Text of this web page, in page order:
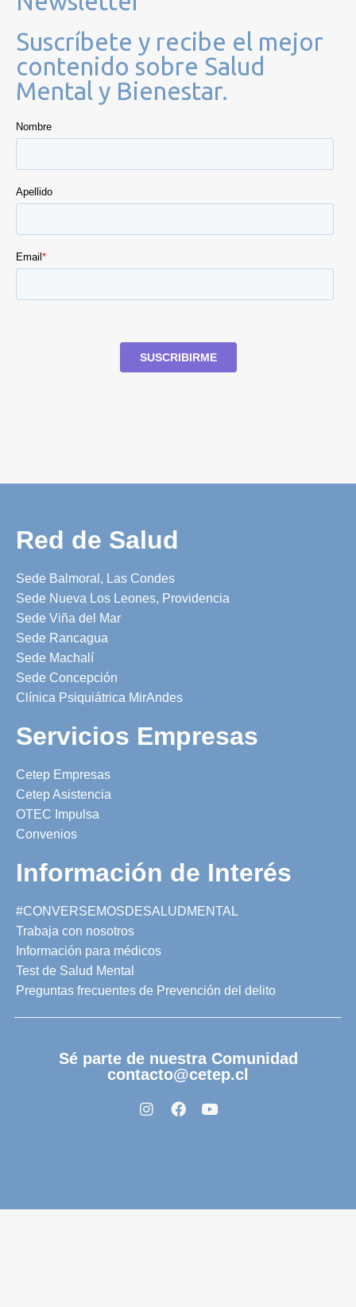
Suscríbete y recibe el mejor
contenido sobre Salud
Mental y Bienestar.
Red de Salud
Sede Balmoral, Las Condes
Sede Nueva Los Leones, Providencia
Sede Viña del Mar
Sede Rancagua
Sede Machalí
Sede Concepción
Clínica Psiquiátrica MirAndes
Servicios Empresas
Cetep Empresas
Cetep Asistencia
OTEC Impulsa
Convenios
Información de Interés
#CONVERSEMOSDESALUDMENTAL
Trabaja con nosotros
Información para médicos
Test de Salud Mental
Preguntas frecuentes de Prevención del delito
Sé parte de nuestra Comunidad
contacto@cetep.cl